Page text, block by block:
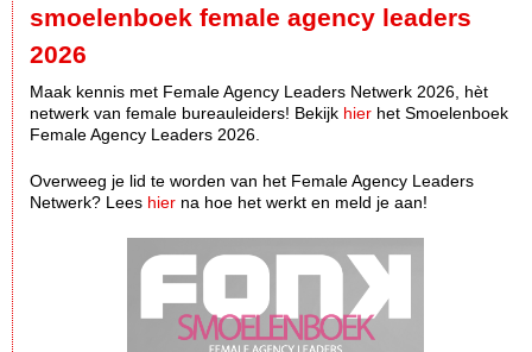
smoelenboek female agency leaders
2026
Maak kennis met Female Agency Leaders Netwerk 2026, hèt
netwerk van female bureauleiders! Bekijk hier het Smoelenboek
Female Agency Leaders 2026.
Overweeg je lid te worden van het Female Agency Leaders
Netwerk? Lees hier na hoe het werkt en meld je aan!